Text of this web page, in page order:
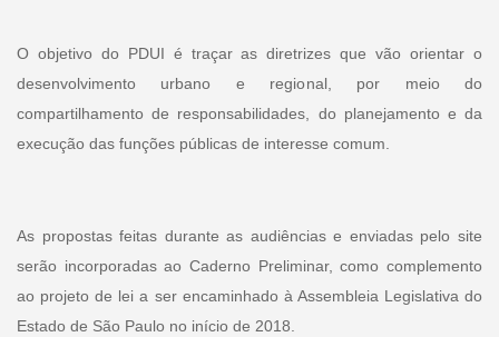
O objetivo do PDUI é traçar as diretrizes que vão orientar o
desenvolvimento urbano e regional, por meio do
compartilhamento de responsabilidades, do planejamento e da
execução das funções públicas de interesse comum.
As propostas feitas durante as audiências e enviadas pelo site
serão incorporadas ao Caderno Preliminar, como complemento
ao projeto de lei a ser encaminhado à Assembleia Legislativa do
Estado de São Paulo no início de 2018.